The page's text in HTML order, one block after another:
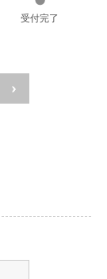
受付完了